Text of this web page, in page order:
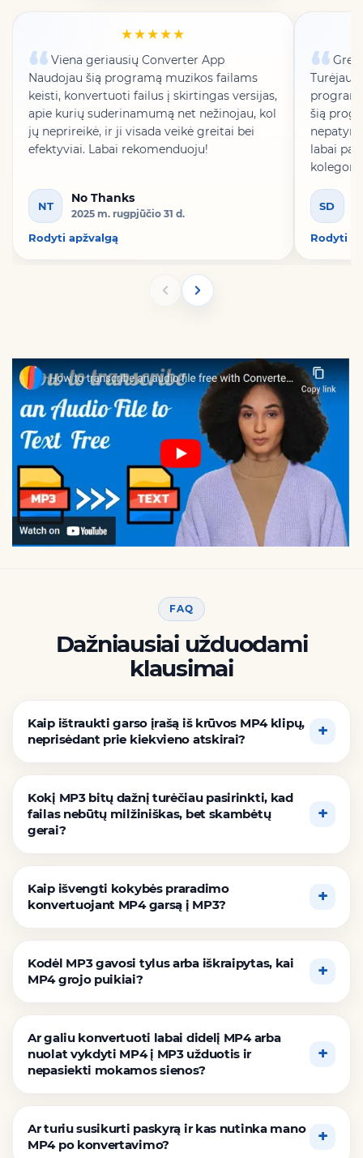
★★★★★
Viena geriausių Converter App
Naudojau šią programą muzikos failams
keisti, konvertuoti failus į skirtingas versijas,
apie kurių suderinamumą net nežinojau, kol
jų neprireikė, ir ji visada veikė greitai bei
efektyviai. Labai rekomenduoju!
NT
No Thanks
2025 m. rugpjūčio 31 d.
Rodyti apžvalgą
Turėjau
šią
labai
SD
Rodyti
FAQ
Dažniausiai užduodami
klausimai
Kaip ištraukti garso įrašą iš krūvos MP4 klipų,
neprisėdant prie kiekvieno atskirai?
Kokį MP3 bitų dažnį turėčiau pasirinkti, kad
failas nebūtų milžiniškas, bet skambėtų
gerai?
Kaip išvengti kokybės praradimo
konvertuojant MP4 garsą į MP3?
Kodėl MP3 gavosi tylus arba iškraipytas, kai
MP4 grojo puikiai?
Ar galiu konvertuoti labai didelį MP4 arba
nuolat vykdyti MP4 į MP3 užduotis ir
nepasiekti mokamos sienos?
Ar turiu susikurti paskyrą ir kas nutinka mano
MP4 po konvertavimo?